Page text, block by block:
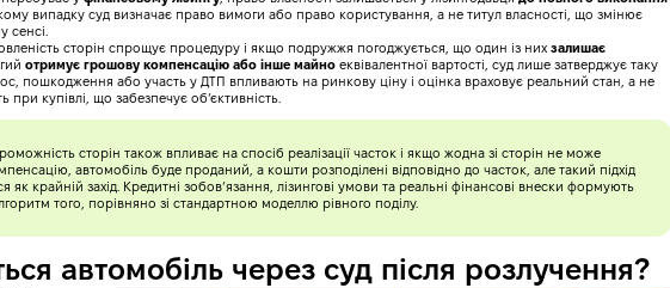
випадку суд визначає право вимоги або право користування, а не титул власності, що змінює
сенсі.
сторін спрощує процедуру і якщо подружжя погоджується, що один із них залишає
отримує грошову компенсацію або інше майно еквівалентної вартості, суд лише затверджує таку
пошкодження або участь у ДТП впливають на ринкову ціну і оцінка враховує реальний стан, а не
при купівлі, що забезпечує об’єктивність.
сторін також впливає на спосіб реалізації часток і якщо жодна зі сторін не може
автомобіль буде проданий, а кошти розподілені відповідно до часток, але такий підхід
як крайній захід. Кредитні зобов’язання, лізингові умови та реальні фінансові внески формують
того, порівняно зі стандартною моделлю рівного поділу.
автомобіль через суд після розлучення?